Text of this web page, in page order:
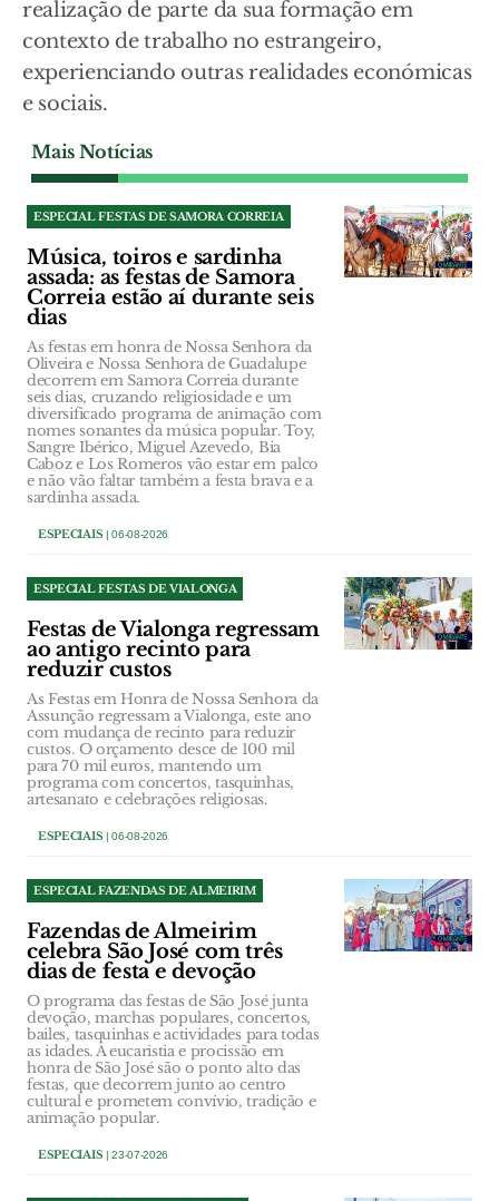
realização de parte da sua formação em
contexto de trabalho no estrangeiro,
experienciando outras realidades económicas
e sociais.
Mais Notícias
ESPECIAL FESTAS DE SAMORA CORREIA
Música, toiros e sardinha
assada: as festas de Samora
Correia estão aí durante seis
dias
As festas em honra de Nossa Senhora da
Oliveira e Nossa Senhora de Guadalupe
decorrem em Samora Correia durante
seis dias, cruzando religiosidade e um
diversificado programa de animação com
nomes sonantes da música popular. Toy,
Sangre Ibérico, Miguel Azevedo, Bia
Caboz e Los Romeros vão estar em palco
e não vão faltar também a festa brava e a
sardinha assada.
ESPECIAIS| 06-08-2026
ESPECIAL FESTAS DE VIALONGA
Festas de Vialonga regressam
ao antigo recinto para
reduzir custos
As Festas em Honra de Nossa Senhora da
Assunção regressam a Vialonga, este ano
com mudança de recinto para reduzir
custos. O orçamento desce de 100 mil
para 70 mil euros, mantendo um
programa com concertos, tasquinhas,
artesanato e celebrações religiosas.
ESPECIAIS| 06-08-2026
ESPECIAL FAZENDAS DE ALMEIRIM
Fazendas de Almeirim
celebra São José com três
dias de festa e devoção
O programa das festas de São José junta
devoção, marchas populares, concertos,
bailes, tasquinhas e actividades para todas
as idades. A eucaristia e procissão em
honra de São José são o ponto alto das
festas, que decorrem junto ao centro
cultural e prometem convívio, tradição e
animação popular.
ESPECIAIS| 23-07-2026